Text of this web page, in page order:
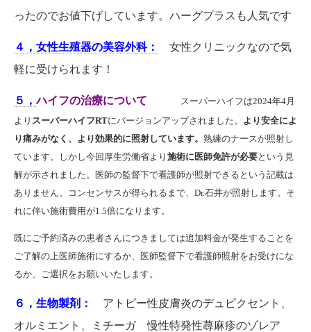
ったのでお値下げしています。ハーグプラスも人気です
４，女性生殖器の美容外科：
女性クリニックなので気
軽に受けられます！
５，ハイフの治療について
スーパーハイフは2024年4月
より スーパーハイフRTにバージョンアップされました。 より安全によ
り痛みがなく、より効果的に照射しています。 熟練のナースが照射し
ています。しかし今回厚生労働省より 施術に医師免許が必要という見
解が示されました。医師の監督下で看護師が照射できるという記載は
ありません。コンセンサスが得られるまで、Dr.石井が照射します。そ
れに伴い施術費用が1.5倍になります。
既にご予約済みの患者さんにつきましては追加料金が発生することを
ご了解の上医師施術にするか、医師監督下で看護師照射をお受けにな
るか、ご選択をお願いいたします。
６，生物製剤：
アトピー性皮膚炎のデュピクセント、
オルミエント、ミチーガ 慢性特発性蕁麻疹のゾレア